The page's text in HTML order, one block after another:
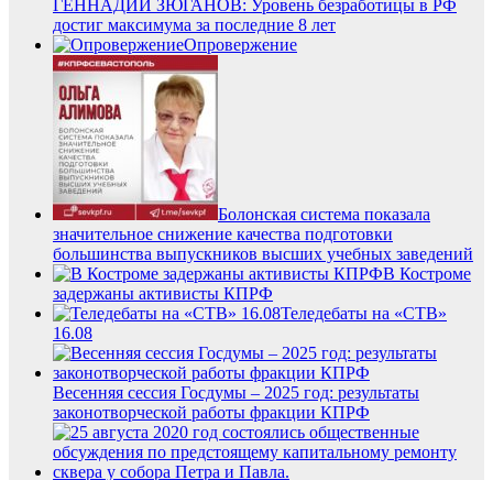
ГЕННАДИЙ ЗЮГАНОВ: Уровень безработицы в РФ
достиг максимума за последние 8 лет
Опровержение
Болонская система показала
значительное снижение качества подготовки
большинства выпускников высших учебных заведений
В Костроме
задержаны активисты КПРФ
Теледебаты на «СТВ»
16.08
Весенняя сессия Госдумы – 2025 год: результаты
законотворческой работы фракции КПРФ